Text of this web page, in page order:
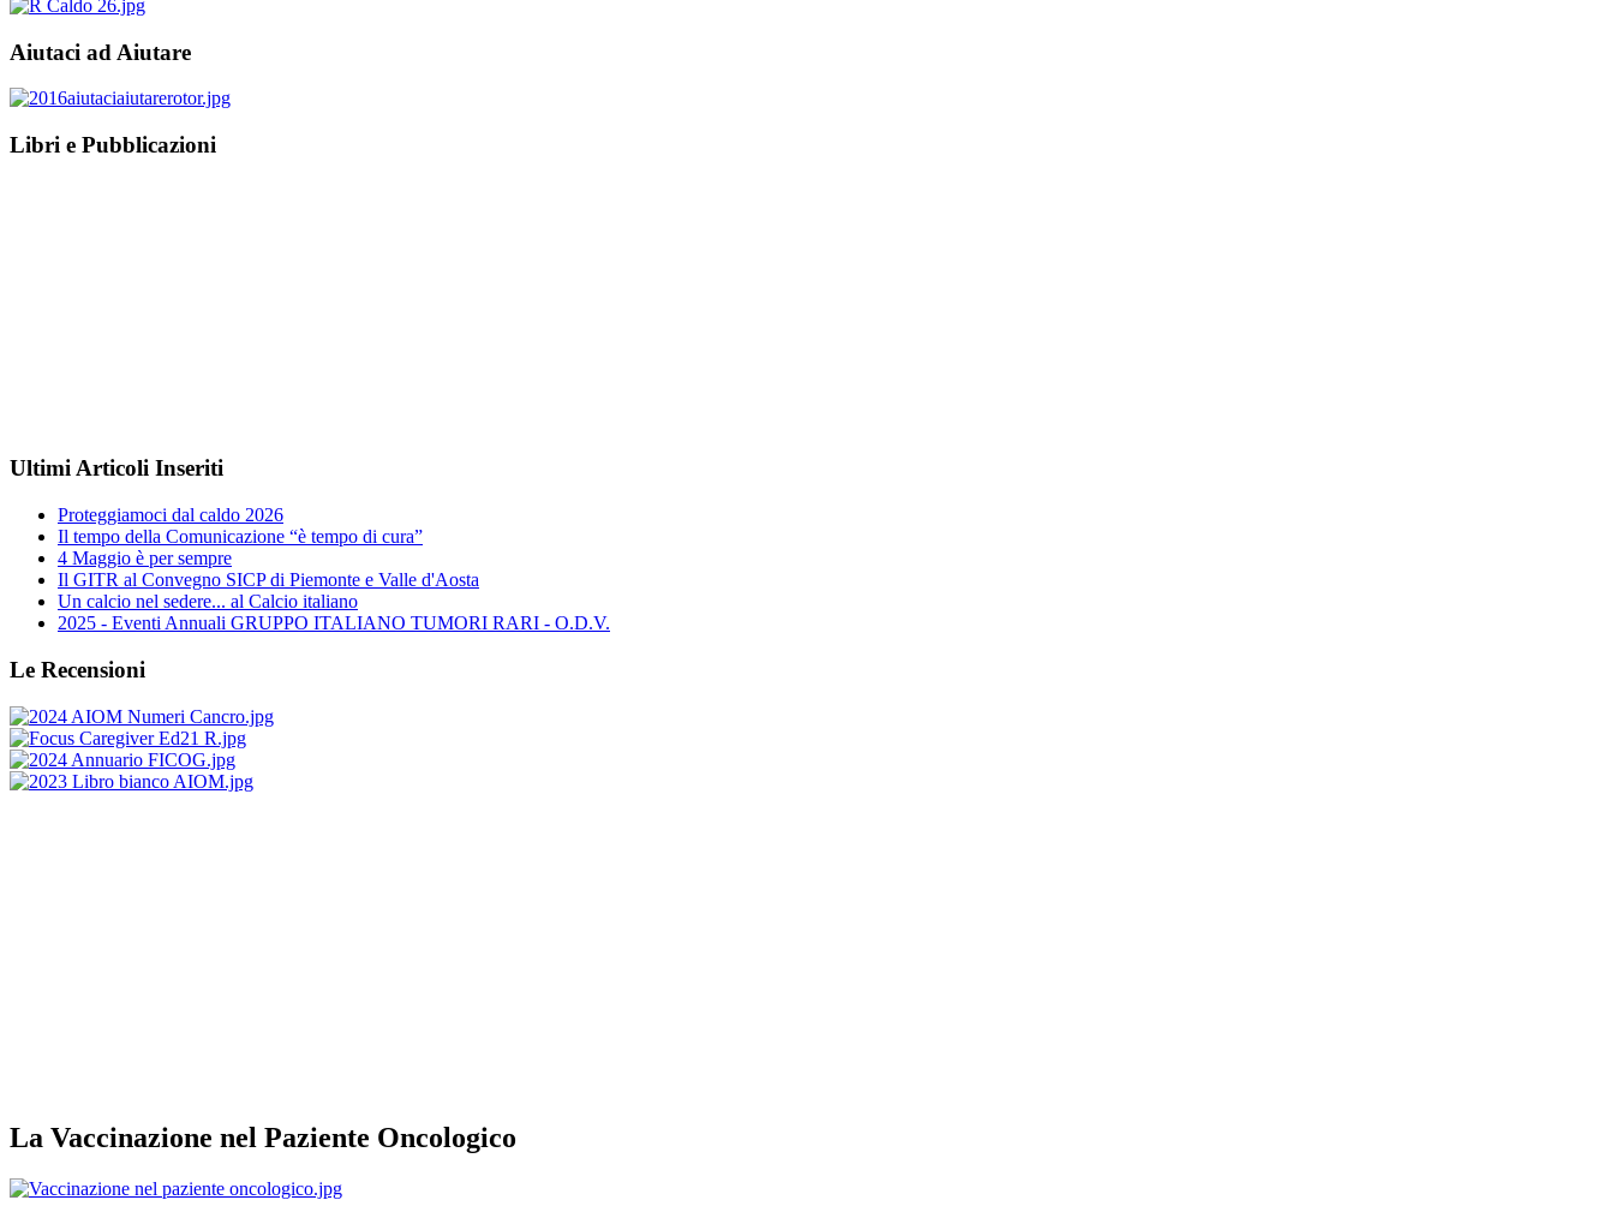
Aiutaci ad Aiutare
Libri e Pubblicazioni
Ultimi Articoli Inseriti
Proteggiamoci dal caldo 2026
Il tempo della Comunicazione “è tempo di cura”
4 Maggio è per sempre
Il GITR al Convegno SICP di Piemonte e Valle d'Aosta
Un calcio nel sedere... al Calcio italiano
2025 - Eventi Annuali GRUPPO ITALIANO TUMORI RARI - O.D.V.
Le Recensioni
La Vaccinazione nel Paziente Oncologico